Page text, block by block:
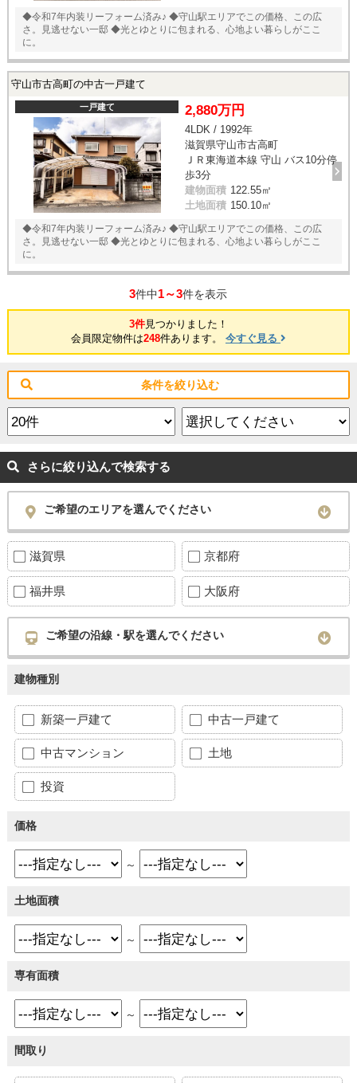
◆令和7年内装リーフォーム済み♪ ◆守山駅エリアでこの価格、この広
さ。見逃せない一邸 ◆光とゆとりに包まれる、心地よい暮らしがここ
に。
守山市古高町の中古一戸建て
一戸建て 2,880万円
4LDK / 1992年
滋賀県守山市古高町
ＪＲ東海道本線 守山 バス10分停
歩3分
建物面積 122.55㎡
土地面積 150.10㎡
◆令和7年内装リーフォーム済み♪ ◆守山駅エリアでこの価格、この広
さ。見逃せない一邸 ◆光とゆとりに包まれる、心地よい暮らしがここ
に。
3件中1～3件を表示
3件見つかりました！
会員限定物件は248件あります。 今すぐ見る
条件を絞り込む
さらに絞り込んで検索する
ご希望のエリアを選んでください
滋賀県 京都府
福井県 大阪府
ご希望の沿線・駅を選んでください
建物種別
新築一戸建て 中古一戸建て
中古マンション 土地
投資
価格
～
土地面積
～
専有面積
～
間取り